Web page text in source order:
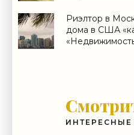
Риэлтор в
дома в США